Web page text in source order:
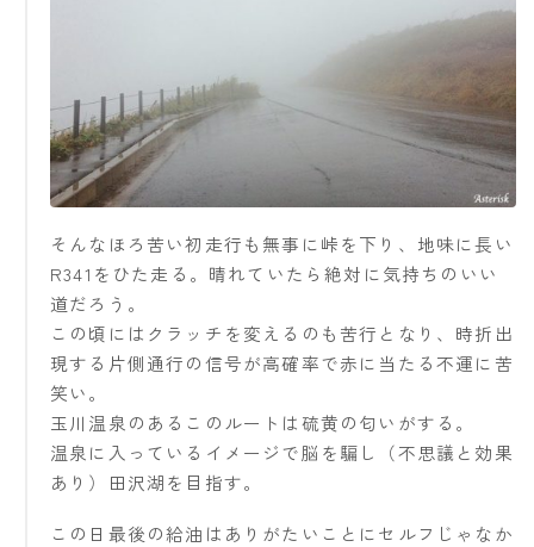
そんなほろ苦い初走行も無事に峠を下り、地味に長い
R341をひた走る。晴れていたら絶対に気持ちのいい
道だろう。
この頃にはクラッチを変えるのも苦行となり、時折出
現する片側通行の信号が高確率で赤に当たる不運に苦
笑い。
玉川温泉のあるこのルートは硫黄の匂いがする。
温泉に入っているイメージで脳を騙し（不思議と効果
あり）田沢湖を目指す。
この日最後の給油はありがたいことにセルフじゃなか